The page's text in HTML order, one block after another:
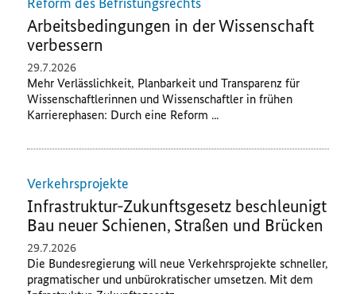
Reform des Befristungsrechts
Arbeitsbedingungen in der Wissenschaft
verbessern
29.7.2026
Mehr Verlässlichkeit, Planbarkeit und Transparenz für
Wissenschaftlerinnen und Wissenschaftler in frühen
Karrierephasen: Durch eine Reform ...
Verkehrsprojekte
Infrastruktur-Zukunftsgesetz beschleunigt
Bau neuer Schienen, Straßen und Brücken
29.7.2026
Die Bundesregierung will neue Verkehrsprojekte schneller,
pragmatischer und unbürokratischer umsetzen. Mit dem